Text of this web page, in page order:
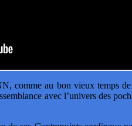
comme au bon vieux temps de
avec l’univers des